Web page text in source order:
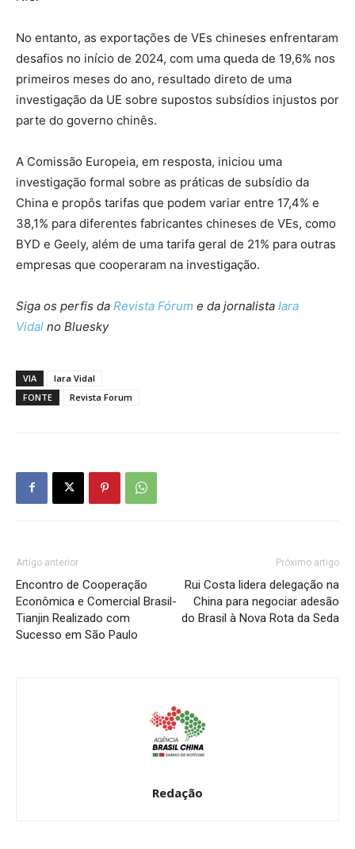
No entanto, as exportações de VEs chineses enfrentaram
desafios no início de 2024, com uma queda de 19,6% nos
primeiros meses do ano, resultado direto de uma
investigação da UE sobre supostos subsídios injustos por
parte do governo chinês.
A Comissão Europeia, em resposta, iniciou uma
investigação formal sobre as práticas de subsídio da
China e propôs tarifas que podem variar entre 17,4% e
38,1% para diferentes fabricantes chineses de VEs, como
BYD e Geely, além de uma tarifa geral de 21% para outras
empresas que cooperaram na investigação.
Siga os perfis da Revista Fórum e da jornalista Iara
Vidal no Bluesky
VIA
Iara Vidal
FONTE
Revista Forum
Artigo anterior
Encontro de Cooperação
Econômica e Comercial Brasil-
Tianjin Realizado com
Sucesso em São Paulo
Próximo artigo
Rui Costa lidera delegação na
China para negociar adesão
do Brasil à Nova Rota da Seda
Redação